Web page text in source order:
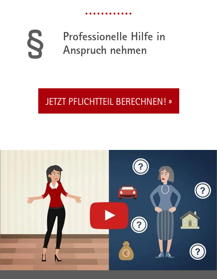
Professionelle Hilfe in
Anspruch nehmen
JETZT PFLICHTTEIL BERECHNEN!